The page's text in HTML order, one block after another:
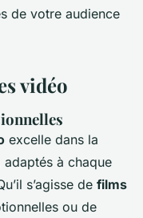
de votre audience
vidéo
excelle dans la
à chaque
s’agisse de films
ou de